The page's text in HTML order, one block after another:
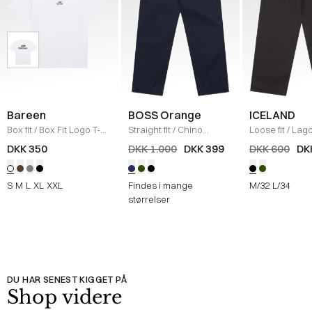
Bareen
Box fit/ Box Fit Logo T-
shirt /WHITE
DKK 350
S M L XL XXL
BOSS Orange
Straight fit/ Chino
Straight /NAVY
DKK 1.000 DKK 399
Findes i mange
størrelser
ICELAND
Loose fit/
Bukser /
DKK 600
M/32 L/34
DU HAR SENEST KIGGET PÅ
Shop videre